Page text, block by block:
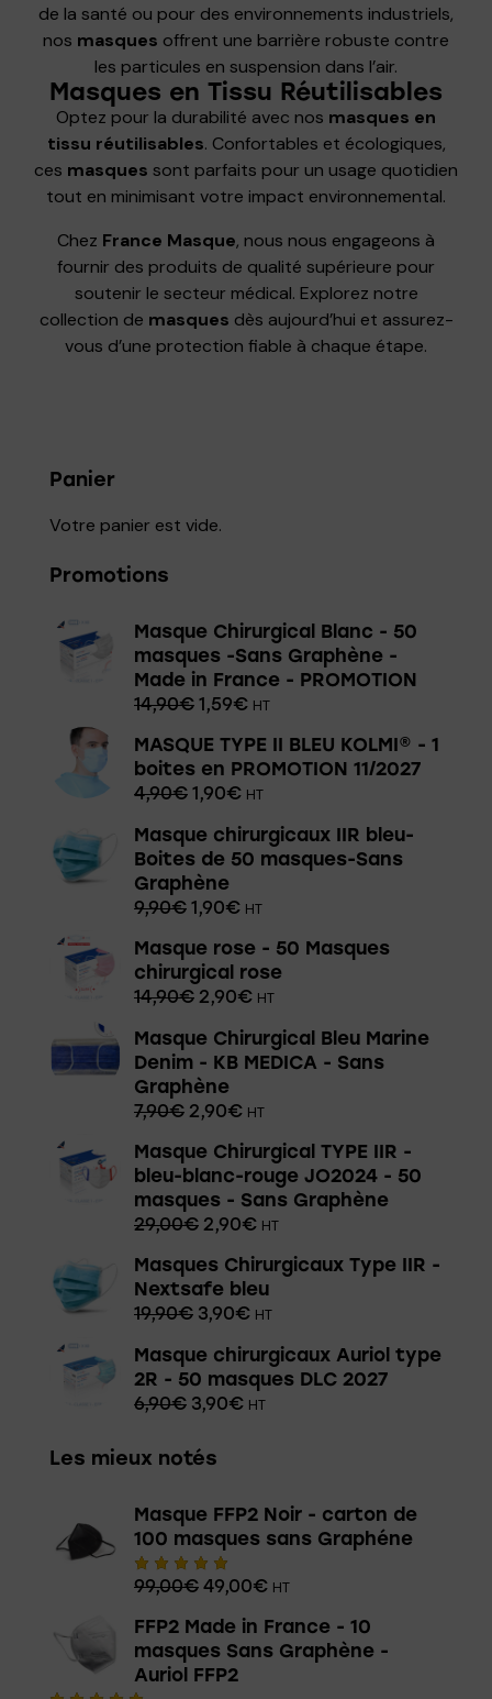
de la santé ou pour des environnements industriels,
nos masques offrent une barrière robuste contre
les particules en suspension dans l’air.
Masques en Tissu Réutilisables
Optez pour la durabilité avec nos masques en
tissu réutilisables. Confortables et écologiques,
ces masques sont parfaits pour un usage quotidien
tout en minimisant votre impact environnemental.
Chez France Masque, nous nous engageons à
fournir des produits de qualité supérieure pour
soutenir le secteur médical. Explorez notre
collection de masques dès aujourd’hui et assurez-
vous d’une protection fiable à chaque étape.
Panier
Votre panier est vide.
Promotions
Masque Chirurgical Blanc - 50
masques -Sans Graphène -
Made in France - PROMOTION
14,90€ 1,59€ HT
MASQUE TYPE II BLEU KOLMI® - 1
boites en PROMOTION 11/2027
4,90€ 1,90€ HT
Masque chirurgicaux IIR bleu-
Boites de 50 masques-Sans
Graphène
9,90€ 1,90€ HT
Masque rose - 50 Masques
chirurgical rose
14,90€ 2,90€ HT
Masque Chirurgical Bleu Marine
Denim - KB MEDICA - Sans
Graphène
7,90€ 2,90€ HT
Masque Chirurgical TYPE IIR -
bleu-blanc-rouge JO2024 - 50
masques - Sans Graphène
29,00€ 2,90€ HT
Masques Chirurgicaux Type IIR -
Nextsafe bleu
19,90€ 3,90€ HT
Masque chirurgicaux Auriol type
2R - 50 masques DLC 2027
6,90€ 3,90€ HT
Les mieux notés
Masque FFP2 Noir - carton de
100 masques sans Graphéne
Note
sur 5
99,00€ 49,00€ HT
FFP2 Made in France - 10
masques Sans Graphène -
Auriol FFP2